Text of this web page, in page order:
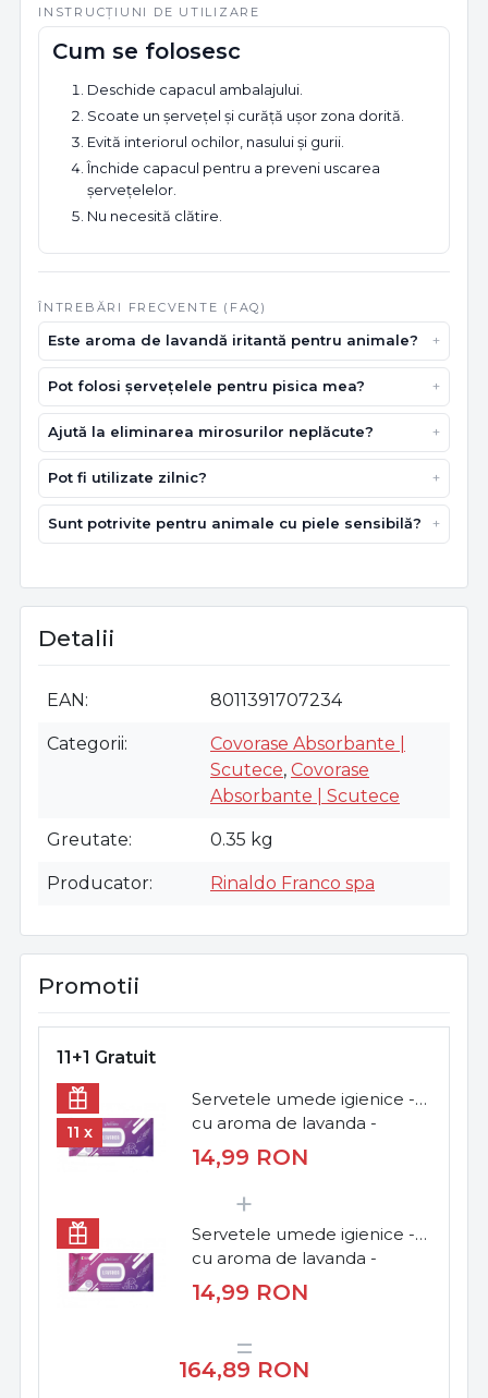
INSTRUCȚIUNI DE UTILIZARE
Cum se folosesc
Deschide capacul ambalajului.
Scoate un șervețel și curăță ușor zona dorită.
Evită interiorul ochilor, nasului și gurii.
Închide capacul pentru a preveni uscarea
șervețelelor.
Nu necesită clătire.
ÎNTREBĂRI FRECVENTE (FAQ)
Este aroma de lavandă iritantă pentru animale?
Pot folosi șervețelele pentru pisica mea?
Ajută la eliminarea mirosurilor neplăcute?
Pot fi utilizate zilnic?
Sunt potrivite pentru animale cu piele sensibilă?
Detalii
EAN 8011391707234
Categorii
Covorase Absorbante |
Scutece, Covorase
Absorbante | Scutece
Greutate 0.35 kg
Producator Rinaldo Franco spa
Promotii
11+1 Gratuit
11 x
Servetele umede igienice -
cu aroma de lavanda -
40buc.
14,99 RON
Servetele umede igienice -
cu aroma de lavanda -
40buc.
14,99 RON
164,89 RON